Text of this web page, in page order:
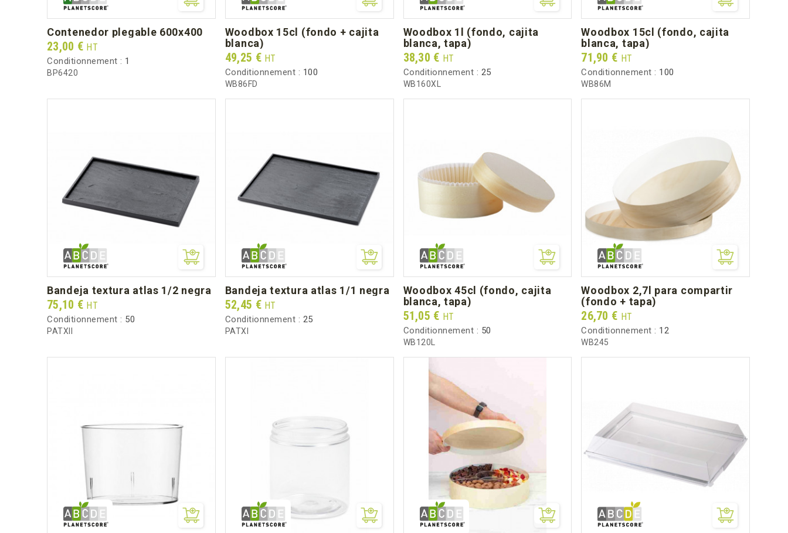
contenedor plegable 600x400
Prix
23,00 € HT
Conditionnement : 1
BP6420
woodbox 15cl (fondo + cajita
blanca)
Prix
49,25 € HT
Conditionnement : 100
WB86FD
woodbox 1l (fondo, cajita
blanca, tapa)
Prix
38,30 € HT
Conditionnement : 25
WB160XL
woodbox 15cl (fondo, cajita
blanca, tapa)
Prix
71,90 € HT
Conditionnement : 100
WB86M
bandeja textura atlas 1/2 negra
Prix
75,10 € HT
Conditionnement : 50
PATXII
bandeja textura atlas 1/1 negra
Prix
52,45 € HT
Conditionnement : 25
PATXI
woodbox 45cl (fondo, cajita
blanca, tapa)
Prix
51,05 € HT
Conditionnement : 50
WB120L
woodbox 2,7l para compartir
(fondo + tapa)
Prix
26,70 € HT
Conditionnement : 12
WB245